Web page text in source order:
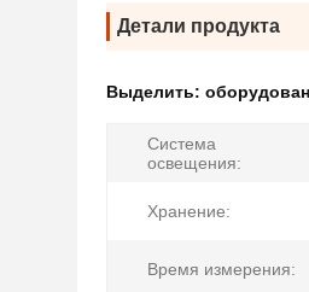
Детали продукта
Выделить:
Система
освещения:
Хранение:
Время измерения: